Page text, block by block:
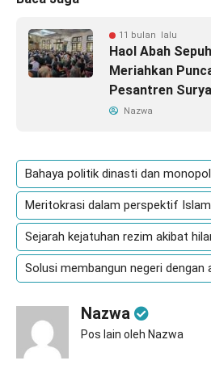
11 bulan lalu
Haol Abah
Meriahkan
Pesantren
Nazwa
Bahaya politik dinasti dan
Meritokrasi dalam perspektif Islam
Sejarah kejatuhan rezim akibat
Solusi membangun negeri dengan
Nazwa
Pos lain oleh Nazwa